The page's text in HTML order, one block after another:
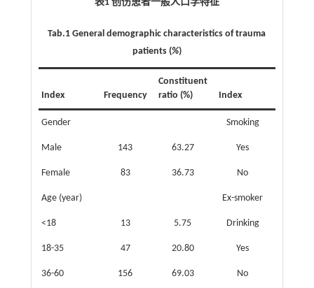
表1 创伤患者一般人口学特征
Tab.1 General demographic characteristics of trauma
patients (%)
Index Frequency
Constituent
ratio (%)
Index
Gender Smoking
Male 143 63.27 Yes
Female 83 36.73 No
Age (year) Ex-smoker
<18 13 5.75 Drinking
18-35 47 20.80 Yes
36-60 156 69.03 No